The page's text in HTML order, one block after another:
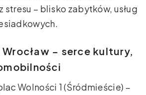
stresu – blisko zabytków, usług
– serce kultury,
Wolności 1 (Śródmieście) –